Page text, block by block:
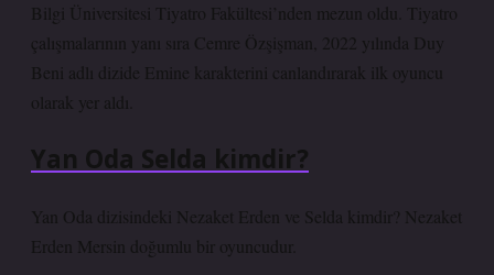
Bilgi Üniversitesi Tiyatro Fakültesi’nden mezun oldu. Tiyatro
çalışmalarının yanı sıra Cemre Özşişman, 2022 yılında Duy
Beni adlı dizide Emine karakterini canlandırarak ilk oyuncu
olarak yer aldı.
Yan Oda Selda kimdir?
Yan Oda dizisindeki Nezaket Erden ve Selda kimdir? Nezaket
Erden Mersin doğumlu bir oyuncudur.